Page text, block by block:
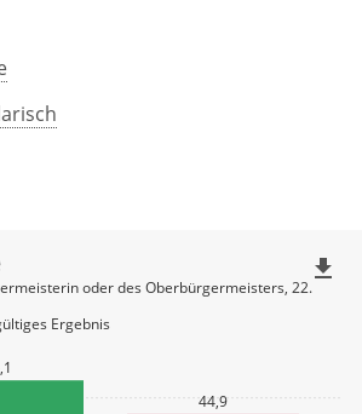
44,9
oder des Oberbürgermeisters, 22.
Ergebnis
file_download